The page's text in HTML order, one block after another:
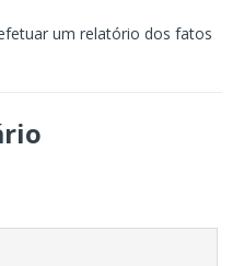
um relatório dos fatos